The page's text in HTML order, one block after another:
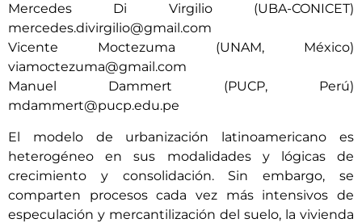
Mercedes Di Virgilio (UBA-CONICET)
mercedes.divirgilio@gmail.com
Vicente Moctezuma (UNAM, México)
viamoctezuma@gmail.com
Manuel Dammert (PUCP, Perú)
mdammert@pucp.edu.pe
El modelo de urbanización latinoamericano es
heterogéneo en sus modalidades y lógicas de
crecimiento y consolidación. Sin embargo, se
comparten procesos cada vez más intensivos de
especulación y mercantilización del suelo, la vivienda